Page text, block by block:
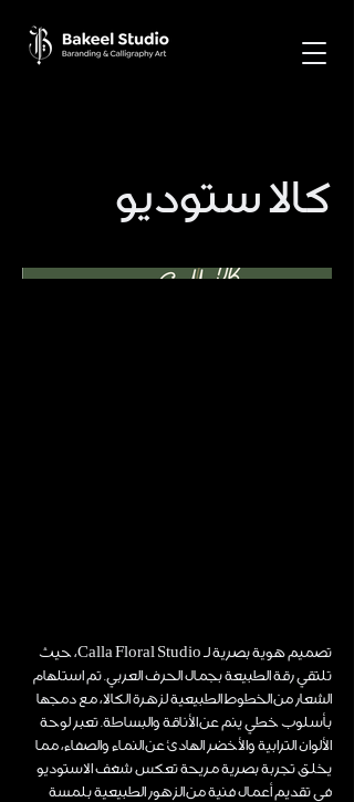
كالا ستوديو
تصميم هوية بصرية لـ Calla Floral Studio، حيث
تلتقي رقة الطبيعة بجمال الحرف العربي. تم استلهام
الشعار من الخطوط الطبيعية لزهرة الكالا، مع دمجها
بأسلوب خطي ينم عن الأناقة والبساطة. تعبر لوحة
الألوان الترابية والأخضر الهادئ عن النماء والصفاء، مما
يخلق تجربة بصرية مريحة تعكس شغف الاستوديو
في تقديم أعمال فنية من الزهور الطبيعية بلمسة